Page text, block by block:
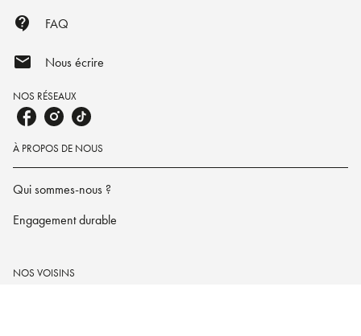
contact_support FAQ
mail Nous écrire
NOS RÉSEAUX
À PROPOS DE NOUS
Qui sommes-nous ?
Engagement durable
NOS VOISINS